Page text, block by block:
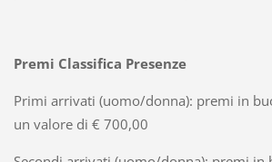
Premi Classifica Presenze
Primi arrivati (uomo/donna): premi in
un valore di € 700,00